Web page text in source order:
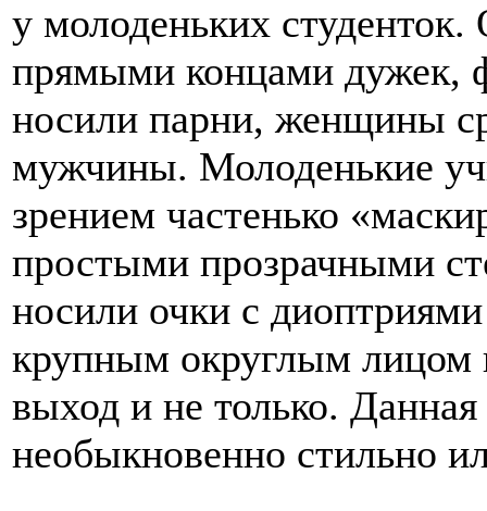
у молоденьких
прямыми концами дужек,
носили парни, женщины
мужчины. Молоденькие
зрением частенько
простыми прозрачными
носили очки с
крупным округлым лицом
выход и не только.
необыкновенно стильно